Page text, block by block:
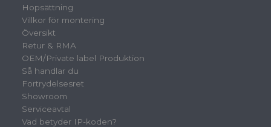
Hopsättning
Villkor för montering
Översikt
Retur & RMA
OEM/Private label Produktion
Så handlar du
Fortrydelsesret
Showroom
Serviceavtal
Vad betyder IP-koden?